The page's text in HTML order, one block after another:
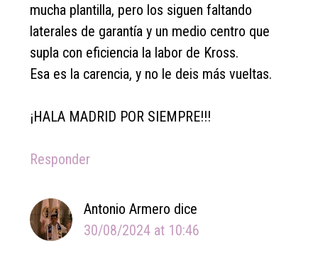
mucha plantilla, pero los siguen faltando
laterales de garantía y un medio centro que
supla con eficiencia la labor de Kross.
Esa es la carencia, y no le deis más vueltas.
¡HALA MADRID POR SIEMPRE!!!
Responder
Antonio Armero dice
30/08/2024 at 10:46